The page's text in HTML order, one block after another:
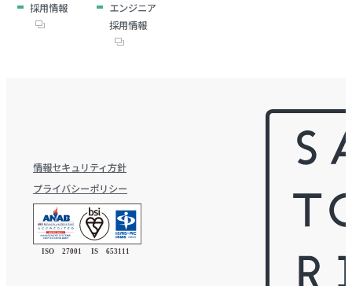
採用情報
エンジニア
採用情報
情報セキュリティ方針
プライバシーポリシー